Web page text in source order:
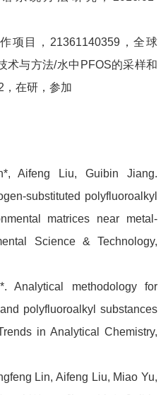
项目，21361140359，全球
术与方法/水中PFOS的采样和
，在研，参加
Aifeng Liu, Guibin Jiang.
substituted polyfluoroalkyl
matrices near metal-
Science & Technology,
Analytical methodology for
polyfluoroalkyl substances
in Analytical Chemistry,
Lin, Aifeng Liu, Miao Yu,